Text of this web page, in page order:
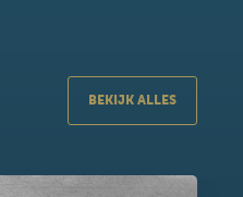
BEKIJK ALLES